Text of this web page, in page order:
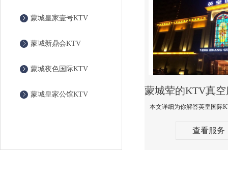
蒙城皇家壹号KTV
蒙城新鼎会KTV
蒙城夜色国际KTV
蒙城皇家公馆KTV
查看服务